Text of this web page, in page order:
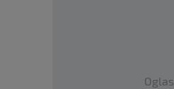
Oglas